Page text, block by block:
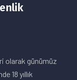
olarak günümüz
18 yıllık